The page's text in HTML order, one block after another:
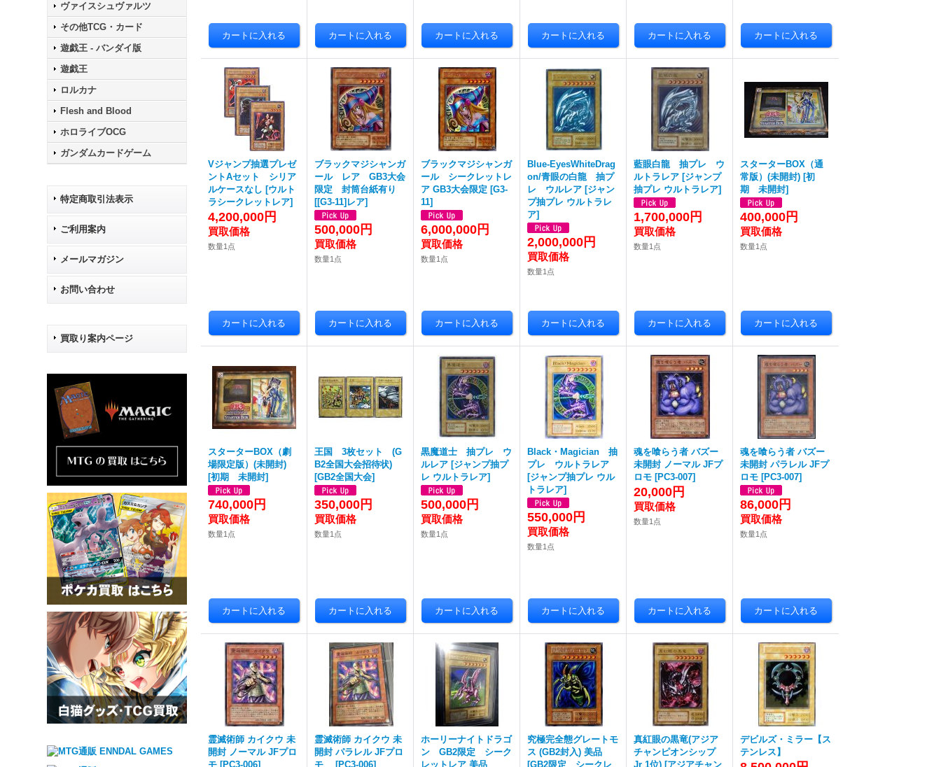
ヴァイスシュヴァルツ
その他TCG・カード
遊戯王 - バンダイ版
遊戯王
ロルカナ
Flesh and Blood
ホロライブOCG
ガンダムカードゲーム
特定商取引法表示
ご利用案内
メールマガジン
お問い合わせ
買取り案内ページ
Vジャンプ抽選プレゼ
ントAセット シリア
ルケースなし [ウルト
ラシークレットレア]
4,200,000円
数量1点
ブラックマジシャンガ
ール レア GB3大会
限定 封筒台紙有り
[[G3-11]レア]
500,000円
数量1点
ブラックマジシャンガ
ール シークレットレ
ア GB3大会限定 [G3-
11]
6,000,000円
数量1点
Blue-EyesWhiteDrag
on/青眼の白龍 抽プ
レ ウルレア [ジャン
プ抽プレ ウルトラレ
ア]
2,000,000円
数量1点
藍眼白龍 抽プレ ウ
ルトラレア [ジャンプ
抽プレ ウルトラレア]
1,700,000円
数量1点
スターターBOX（通
常版）(未開封) [初
期 未開封]
400,000円
数量1点
スターターBOX（劇
場限定版）(未開封)
[初期 未開封]
740,000円
数量1点
王国 3枚セット (G
B2全国大会招待状)
[GB2全国大会]
350,000円
数量1点
黒魔道士 抽プレ ウ
ルレア [ジャンプ抽プ
レ ウルトラレア]
500,000円
数量1点
Black・Magician 抽
プレ ウルトラレア
[ジャンプ抽プレ ウル
トラレア]
550,000円
数量1点
魂を喰らう者 バズー
未開封 ノーマル JFプ
ロモ [PC3-007]
20,000円
数量1点
魂を喰らう者 バズー
未開封 パラレル JFプ
ロモ [PC3-007]
86,000円
数量1点
霊滅術師 カイクウ 未
開封 ノーマル JFプロ
モ [PC3-006]
霊滅術師 カイクウ 未
開封 パラレル JFプロ
モ
[PC3-006]
ホーリーナイトドラゴ
ン GB2限定 シーク
レットレア 美品
究極完全態グレートモ
ス (GB2封入) 美品
[GB2限定 シークレ
真紅眼の黒竜(アジア
チャンピオンシップ
Jr 1位) [アジアチャン
デビルズ・ミラー【ス
テンレス】